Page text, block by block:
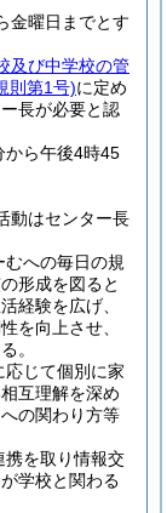
金曜日までとす
及び中学校の管
則第1号)に定め
長が必要と認
から午後4時45
動はセンター長
への毎日の規
形成を図ると
経験を広げ、
を向上させ、
。
じて個別に家
互理解を深め
の関わり方等
携を取り情報交
学校と関わる